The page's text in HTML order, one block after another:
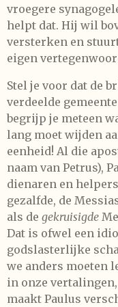
vroegere
helpt dat. Hij wil
versterken en
eigen
Stel je voor dat de
verdeelde
begrijp je meteen
lang moet wijden
eenheid! Al die
naam van Petrus),
dienaren en
gezalfde, de
als de gekruisigde
Dat is ofwel een
godslasterlijke
we anders moeten
in onze
maakt Paulus